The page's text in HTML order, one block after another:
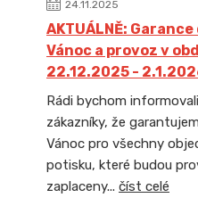
24.11.2025
AKTUÁLNĚ:
Vánoc a provoz v
22.12.2025 -
Rádi bychom
zákazníky, že
Vánoc pro všechny
potisku, které budou
zaplaceny... číst celé